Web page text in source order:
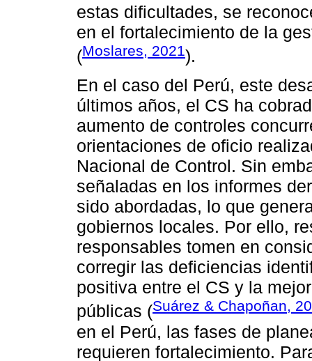
estas dificultades, se
en el fortalecimiento de la
(Moslares, 2021).
En el caso del Perú, este
últimos años, el CS ha
aumento de controles
orientaciones de oficio
Nacional de Control. Sin
señaladas en los informes
sido abordadas, lo que
gobiernos locales. Por ello,
responsables tomen en
corregir las deficiencias
positiva entre el CS y la
públicas (Suárez & Chapoñan,
en el Perú, las fases de
requieren fortalecimiento.